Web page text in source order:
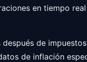
en tiempo
de
de inflación